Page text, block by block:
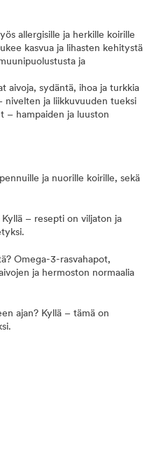
allergisille ja herkille koirille
kasvua ja lihasten kehitystä
ja
aivoja, sydäntä, ihoa ja turkkia
nivelten ja liikkuvuuden tueksi
– hampaiden ja luuston
ja nuorille koirille, sekä
– resepti on viljaton ja
Omega-3-rasvahapot,
ja hermoston normaalia
ajan? Kyllä – tämä on